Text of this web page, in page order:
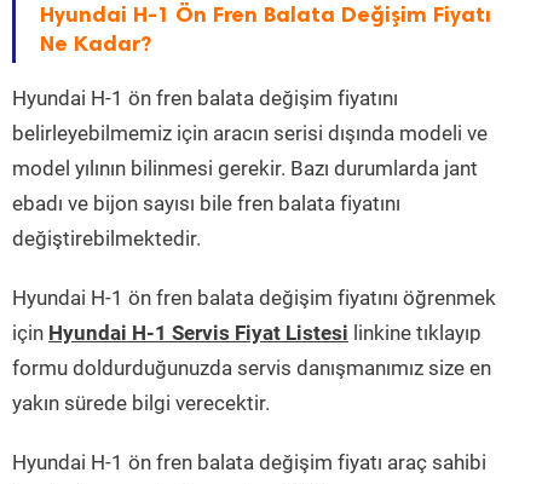
Hyundai H-1 Ön Fren Balata Değişim Fiyatı
Ne Kadar?
Hyundai H-1 ön fren balata değişim fiyatını
belirleyebilmemiz için aracın serisi dışında modeli ve
model yılının bilinmesi gerekir. Bazı durumlarda jant
ebadı ve bijon sayısı bile fren balata fiyatını
değiştirebilmektedir.
Hyundai H-1 ön fren balata değişim fiyatını öğrenmek
için Hyundai H-1 Servis Fiyat Listesi linkine tıklayıp
formu doldurduğunuzda servis danışmanımız size en
yakın sürede bilgi verecektir.
Hyundai H-1 ön fren balata değişim fiyatı araç sahibi